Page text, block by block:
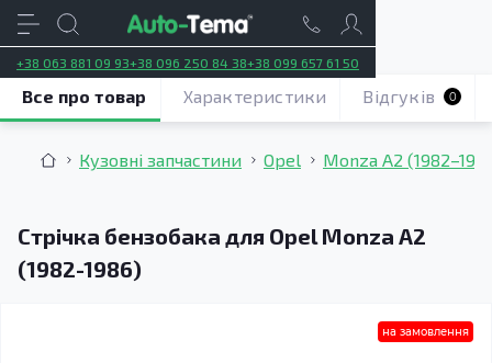
+38 063 881 09 93+38 096 250 84 38+38 099 657 61 50
Кузовні запчастини Opel Monza A2
Стрічка бензобака для Opel Monza A2
(1982-1986)
Все про товар Характеристики Відгуків 0
на замовлення